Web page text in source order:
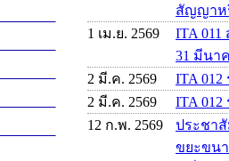
สัญญาห
1 เม.ย. 2569
ITA
31 มีนา
2 มี.ค. 2569
ITA
2 มี.ค. 2569
ITA
12 ก.พ. 2569
ประชา
ขยะขน